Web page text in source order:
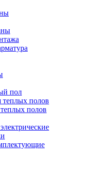
пол
теплых полов
полов